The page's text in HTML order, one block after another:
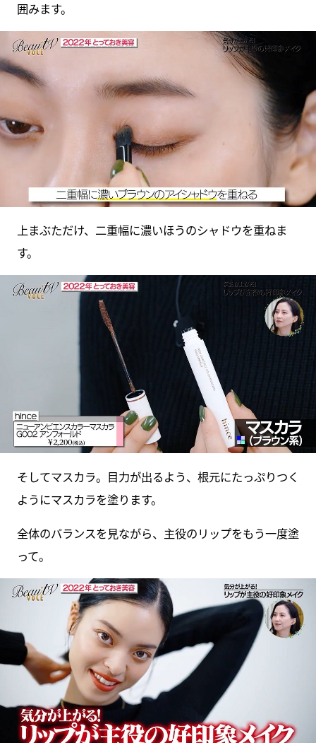
囲みます。
上まぶただけ、二重幅に濃いほうのシャドウを重ねま
す。
そしてマスカラ。目力が出るよう、根元にたっぷりつく
ようにマスカラを塗ります。
全体のバランスを見ながら、主役のリップをもう一度塗
って。